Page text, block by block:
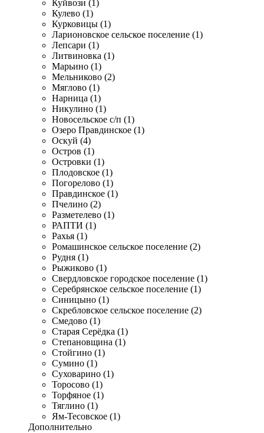
Куйвози (1)
Кулево (1)
Курковицы (1)
Ларионовское сельское поселение (1)
Лепсари (1)
Литвиновка (1)
Марьино (1)
Мельниково (2)
Мяглово (1)
Нарница (1)
Никулино (1)
Новосельское с/п (1)
Озеро Правдинское (1)
Оскуй (4)
Остров (1)
Островки (1)
Плодовское (1)
Погорелово (1)
Правдинское (1)
Пчелино (2)
Разметелево (1)
РАПТИ (1)
Рахья (1)
Ромашинское сельское поселение (2)
Рудня (1)
Рыжиково (1)
Свердловское городское поселение (1)
Серебрянское сельское поселение (1)
Синицыно (1)
Скребловское сельское поселение (2)
Смедово (1)
Старая Серёдка (1)
Степановщина (1)
Стойгино (1)
Сумино (1)
Суховарино (1)
Торосово (1)
Торфяное (1)
Тяглино (1)
Ям-Тесовское (1)
Дополнительно